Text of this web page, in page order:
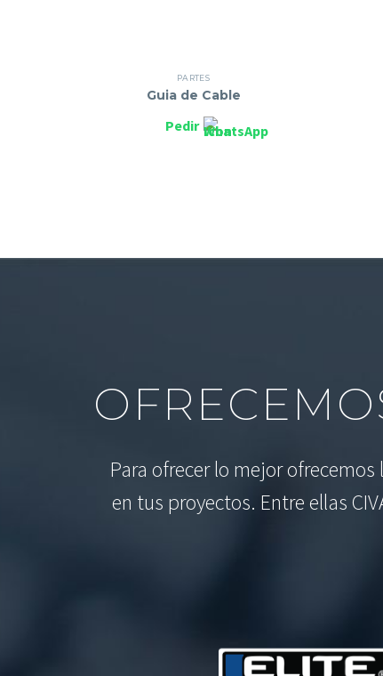
PARTES
Guia de Cable
Pedir
Para ofrecer lo mejor
en tus proyectos. Entre ellas